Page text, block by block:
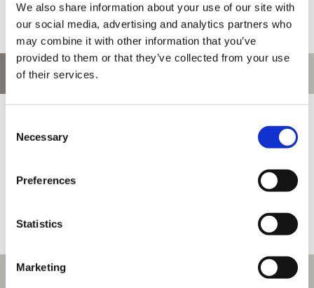
We also share information about your use of our site with
our social media, advertising and analytics partners who
may combine it with other information that you’ve
provided to them or that they’ve collected from your use
of their services.
Selection
Necessary
Preferences
Statistics
Marketing
お問い合わせ
ご利用情報